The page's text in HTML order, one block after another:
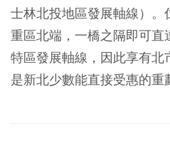
士林北投地區發展軸線）。
重區北端，一橋之隔即可直
特區發展軸線，因此享有北
是新北少數能直接受惠的重